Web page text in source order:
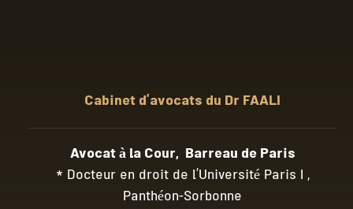
Cabinet d’avocats du Dr FAALI
Avocat à la Cour, Barreau de Paris
* Docteur en droit de l’Université Paris I ,
Panthéon-Sorbonne